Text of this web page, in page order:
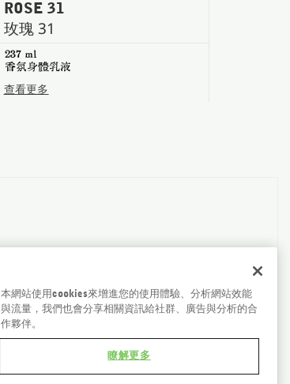
ROSE 31
玫瑰 31
237 ml
香氛身體乳液
查看更多
本網站使用cookies來增進您的使用體驗、分析網站效能
與流量，我們也會分享相關資訊給社群、廣告與分析的合
作夥伴。
瞭解更多